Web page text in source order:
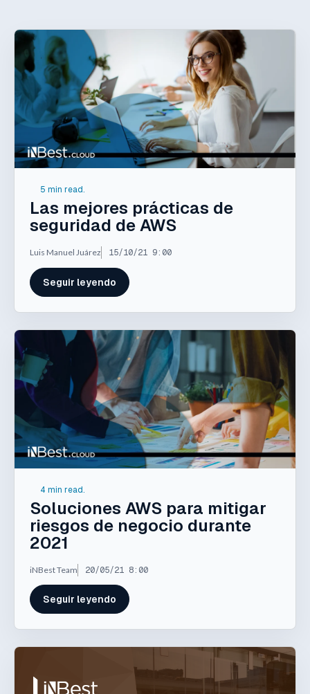
5 min read.
Las mejores prácticas de
seguridad de AWS
Luis Manuel Juárez 15/10/21 9:00
Seguir leyendo
4 min read.
Soluciones AWS para mitigar
riesgos de negocio durante
2021
iNBest Team 20/05/21 8:00
Seguir leyendo